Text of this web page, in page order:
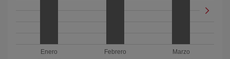
Enero
Febrero
Marzo